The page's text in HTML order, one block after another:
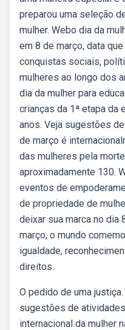
preparou uma seleção
mulher. Webo dia da
em 8 de março, data
conquistas sociais,
mulheres ao longo dos
dia da mulher para
crianças da 1ª etapa da
anos. Veja sugestões
de março é
das mulheres pela
aproximadamente 130.
eventos de
de propriedade de
deixar sua marca no dia
março, o mundo
igualdade,
direitos.
O pedido de uma
sugestões de
internacional da mulher